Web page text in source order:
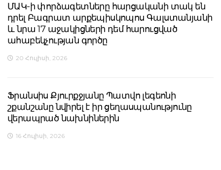
ՄԱԿ-ի փորձագետները հարցականի տակ են
դրել Բագրատ արքեպիսկոպոս Գալստանյանի
և նրա 17 աջակիցների դեմ հարուցված
ահաբեկչության գործը
20 Հուլիսի, 2026
Ֆրանսիս Քյուրքջյանը Պատվո լեգեոնի
շքանշանը նվիրել է իր ցեղասպանությունը
վերապրած նախնիներին
16 Հուլիսի, 2026